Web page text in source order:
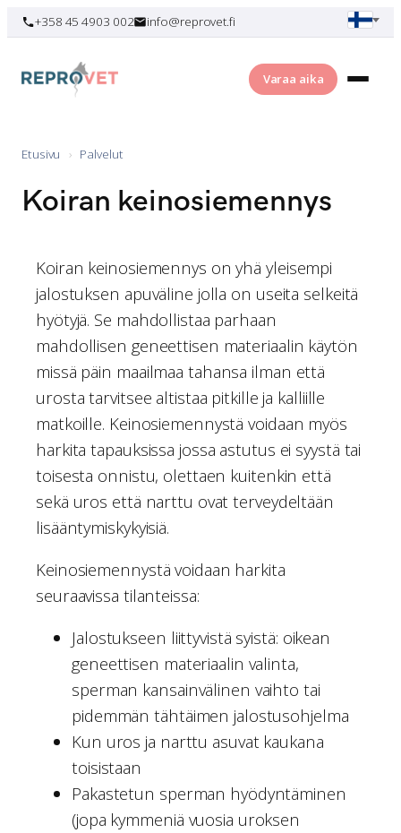
Skip
to
content
+358 45 4903 002 info@reprovet.fi
Varaa aika
Etusivu › Palvelut
Koiran keinosiemennys
Koiran keinosiemennys on yhä yleisempi
jalostuksen apuväline jolla on useita selkeitä
hyötyjä. Se mahdollistaa parhaan
mahdollisen geneettisen materiaalin käytön
missä päin maailmaa tahansa ilman että
urosta tarvitsee altistaa pitkille ja kalliille
matkoille. Keinosiemennystä voidaan myös
harkita tapauksissa jossa astutus ei syystä tai
toisesta onnistu, olettaen kuitenkin että
sekä uros että narttu ovat terveydeltään
lisääntymiskykyisiä.
Keinosiemennystä voidaan harkita
seuraavissa tilanteissa:
Jalostukseen liittyvistä syistä: oikean
geneettisen materiaalin valinta,
sperman kansainvälinen vaihto tai
pidemmän tähtäimen jalostusohjelma
Kun uros ja narttu asuvat kaukana
toisistaan
Pakastetun sperman hyödyntäminen
(jopa kymmeniä vuosia uroksen